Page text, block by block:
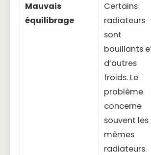
Mauvais
équilibrage
Certains
radiateurs
sont
bouillants
d’autres
froids. Le
problème
concerne
souvent les
mêmes
radiateurs.